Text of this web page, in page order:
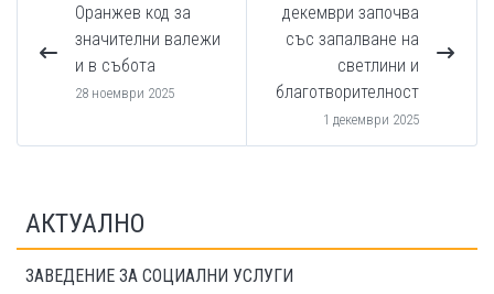
Оранжев код за
значителни валежи
и в събота
28 ноември 2025
декември започва
със запалване на
светлини и
благотворителност
1 декември 2025
АКТУАЛНО
ЗАВЕДЕНИЕ ЗА СОЦИАЛНИ УСЛУГИ